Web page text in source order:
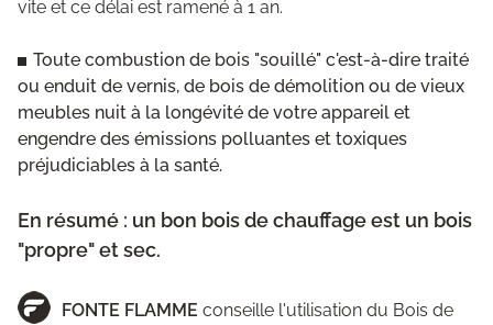
vite et ce délai est ramené à 1 an.
Toute combustion de bois "souillé" c'est-à-dire traité
ou enduit de vernis, de bois de démolition ou de vieux
meubles nuit à la longévité de votre appareil et
engendre des émissions polluantes et toxiques
préjudiciables à la santé.
En résumé : un bon bois de chauffage est un bois
"propre" et sec.
FONTE FLAMME conseille l'utilisation du Bois de